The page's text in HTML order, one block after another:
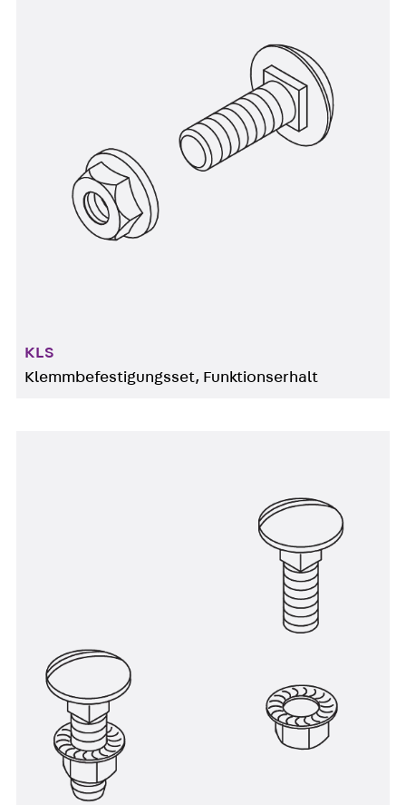
KLS
Klemmbefestigungsset, Funktionserhalt